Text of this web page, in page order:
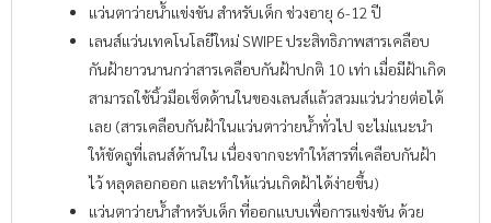
แว่นตาว่ายน้ำแข่งขัน สำหรับเด็ก ช่วงอายุ 6-12 ปี
เลนส์แว่นเทคโนโลยีใหม่ SWIPE ประสิทธิภาพสารเคลือบ
กันฝ้ายาวนานกว่าสารเคลือบกันฝ้าปกติ 10 เท่า เมื่อมีฝ้าเกิด
สามารถใช้นิ้วมือเช็ดด้านในของเลนส์แล้วสวมแว่นว่ายต่อได้
เลย (สารเคลือบกันฝ้าในแว่นตาว่ายน้ำทั่วไป จะไม่แนะนำ
ให้ขัดถูที่เลนส์ด้านใน เนื่องจากจะทำให้สารที่เคลือบกันฝ้า
ไว้ หลุดลอกออก และทำให้แว่นเกิดฝ้าได้ง่ายขึ้น)
แว่นตาว่ายน้ำสำหรับเด็ก ที่ออกแบบเพื่อการแข่งขัน ด้วย